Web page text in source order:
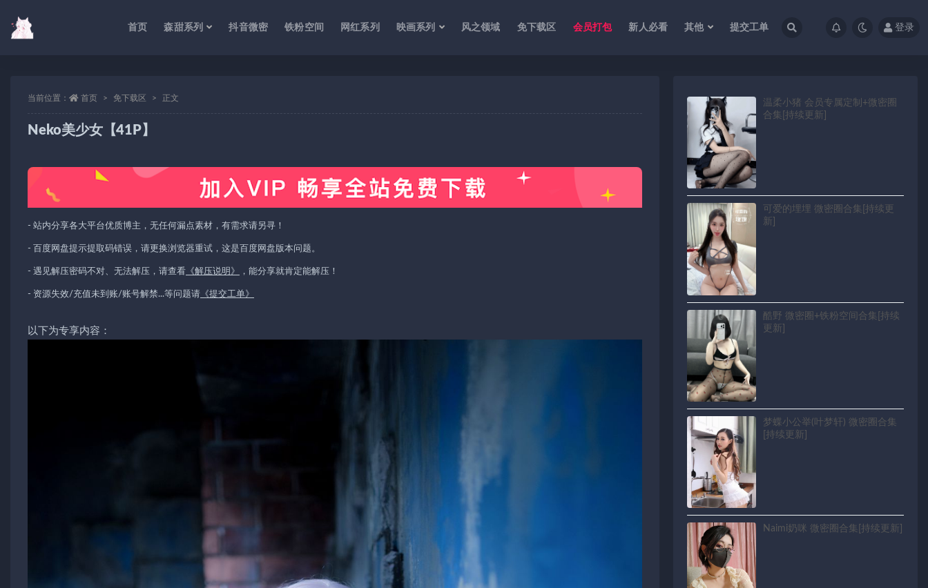
首页 森甜系列 抖音微密 铁粉空间 网红系列 映画系列 风之领域 免下载区 会员打包 新人必看 其他 提交工单 登录
当前位置： 首页 免下载区 正文
Neko美少女【41P】
- 站内分享各大平台优质博主，无任何漏点素材，有需求请另寻！
- 百度网盘提示提取码错误，请更换浏览器重试，这是百度网盘版本问题。
- 遇见解压密码不对、无法解压，请查看 《解压说明》 ，能分享就肯定能解压！
- 资源失效/充值未到账/账号解禁...等问题请 《提交工单》
以下为专享内容：
温柔小猪 会员专属定制+微密圈
合集[持续更新]
可爱的埋埋 微密圈合集[持续更
新]
酷野 微密圈+铁粉空间合集[持续
更新]
梦蝶小公举(叶梦轩) 微密圈合集
[持续更新]
Naimi奶咪 微密圈合集[持续更新]